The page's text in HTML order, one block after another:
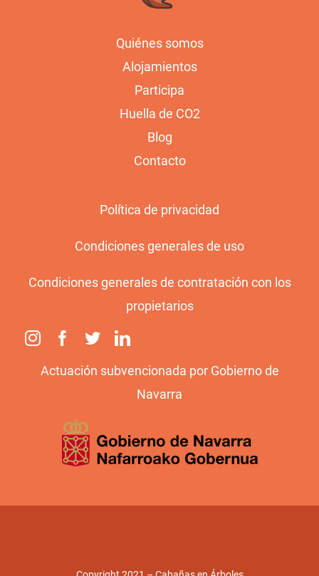
Quiénes somos
Alojamientos
Participa
Huella de CO2
Blog
Contacto
Política de privacidad
Condiciones generales de uso
Condiciones generales de contratación con los
propietarios
Actuación subvencionada por Gobierno de
Navarra